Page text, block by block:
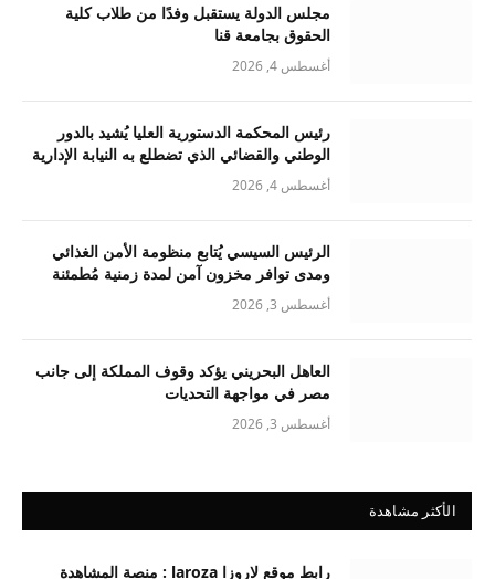
مجلس الدولة يستقبل وفدًا من طلاب كلية
الحقوق بجامعة قنا
أغسطس 4, 2026
رئيس المحكمة الدستورية العليا يُشيد بالدور
الوطني والقضائي الذي تضطلع به النيابة الإدارية
أغسطس 4, 2026
الرئيس السيسي يُتابع منظومة الأمن الغذائي
ومدى توافر مخزون آمن لمدة زمنية مُطمئنة
أغسطس 3, 2026
العاهل البحريني يؤكد وقوف المملكة إلى جانب
مصر في مواجهة التحديات
أغسطس 3, 2026
الأكثر مشاهدة
رابط موقع لاروزا laroza : منصة المشاهدة